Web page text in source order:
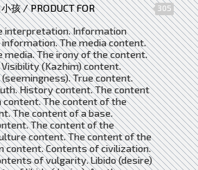
孩 / PRODUCT FOR
305
interpretation. Information
The media content.
media. The irony of the content.
(Kazhim) content.
True content.
History content. The content
The content of the
The content of a base.
The content of the
content. The content of the
content. Contents of civilization.
of vulgarity. Libido (desire)